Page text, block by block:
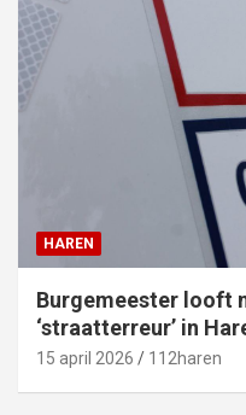
HAREN
Burgemeester looft
‘straatterreur’ in
15 april 2026 112haren